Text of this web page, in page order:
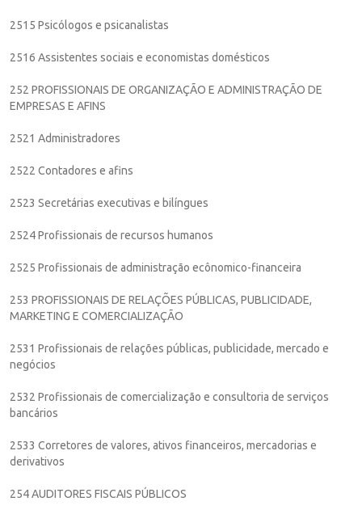
2515 Psicólogos e psicanalistas
2516 Assistentes sociais e economistas domésticos
252 PROFISSIONAIS DE ORGANIZAÇÃO E ADMINISTRAÇÃO DE
EMPRESAS E AFINS
2521 Administradores
2522 Contadores e afins
2523 Secretárias executivas e bilíngues
2524 Profissionais de recursos humanos
2525 Profissionais de administração ecônomico-financeira
253 PROFISSIONAIS DE RELAÇÕES PÚBLICAS, PUBLICIDADE,
MARKETING E COMERCIALIZAÇÃO
2531 Profissionais de relações públicas, publicidade, mercado e
negócios
2532 Profissionais de comercialização e consultoria de serviços
bancários
2533 Corretores de valores, ativos financeiros, mercadorias e
derivativos
254 AUDITORES FISCAIS PÚBLICOS